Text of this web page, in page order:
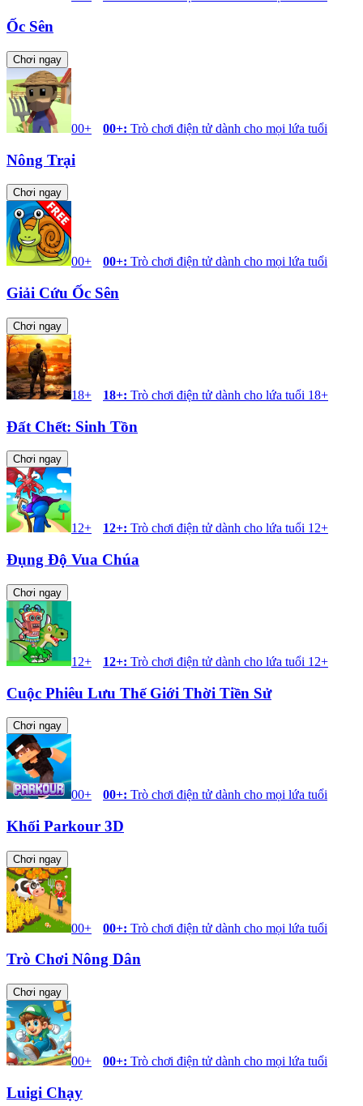
Ốc Sên
Chơi ngay
00+ 00+: Trò chơi điện tử dành cho mọi lứa tuổi
Nông Trại
Chơi ngay
00+ 00+: Trò chơi điện tử dành cho mọi lứa tuổi
Giải Cứu Ốc Sên
Chơi ngay
18+ 18+: Trò chơi điện tử dành cho lứa tuổi 18+
Đất Chết: Sinh Tồn
Chơi ngay
12+ 12+: Trò chơi điện tử dành cho lứa tuổi 12+
Đụng Độ Vua Chúa
Chơi ngay
12+ 12+: Trò chơi điện tử dành cho lứa tuổi 12+
Cuộc Phiêu Lưu Thế Giới Thời Tiền Sử
Chơi ngay
00+ 00+: Trò chơi điện tử dành cho mọi lứa tuổi
Khối Parkour 3D
Chơi ngay
00+ 00+: Trò chơi điện tử dành cho mọi lứa tuổi
Trò Chơi Nông Dân
Chơi ngay
00+ 00+: Trò chơi điện tử dành cho mọi lứa tuổi
Luigi Chạy